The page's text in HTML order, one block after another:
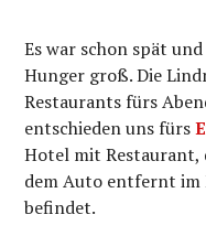
Es war schon spät
Hunger groß. Die
Restaurants fürs
entschieden uns fürs
Hotel mit Restaurant,
dem Auto entfernt im
befindet.